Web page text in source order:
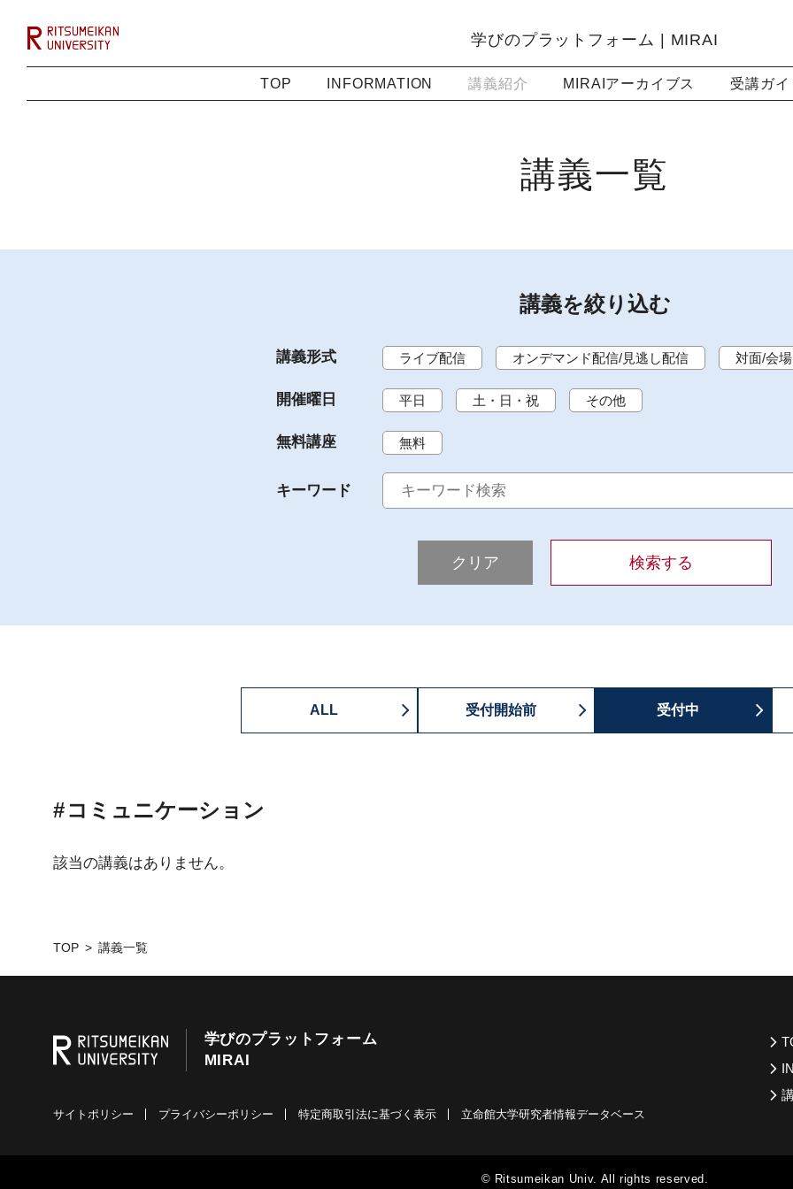
学びのプラットフォーム | MIRAI
TOP INFORMATION 講義紹介 MIRAIアーカイブス 受講ガイ
講義一覧
講義を絞り込む
講義形式 ライブ配信 オンデマンド配信/見逃し配信 対面/会場
開催曜日 平日 土・日・祝 その他
無料講座 無料
キーワード
クリア 検索する
ALL 受付開始前 受付中
コミュニケーション
該当の講義はありません。
TOP 講義一覧
学びのプラットフォーム
MIRAI
サイトポリシー プライバシーポリシー 特定商取引法に基づく表示 立命館大学研究者情報データベース
© Ritsumeikan Univ. All rights reserved.